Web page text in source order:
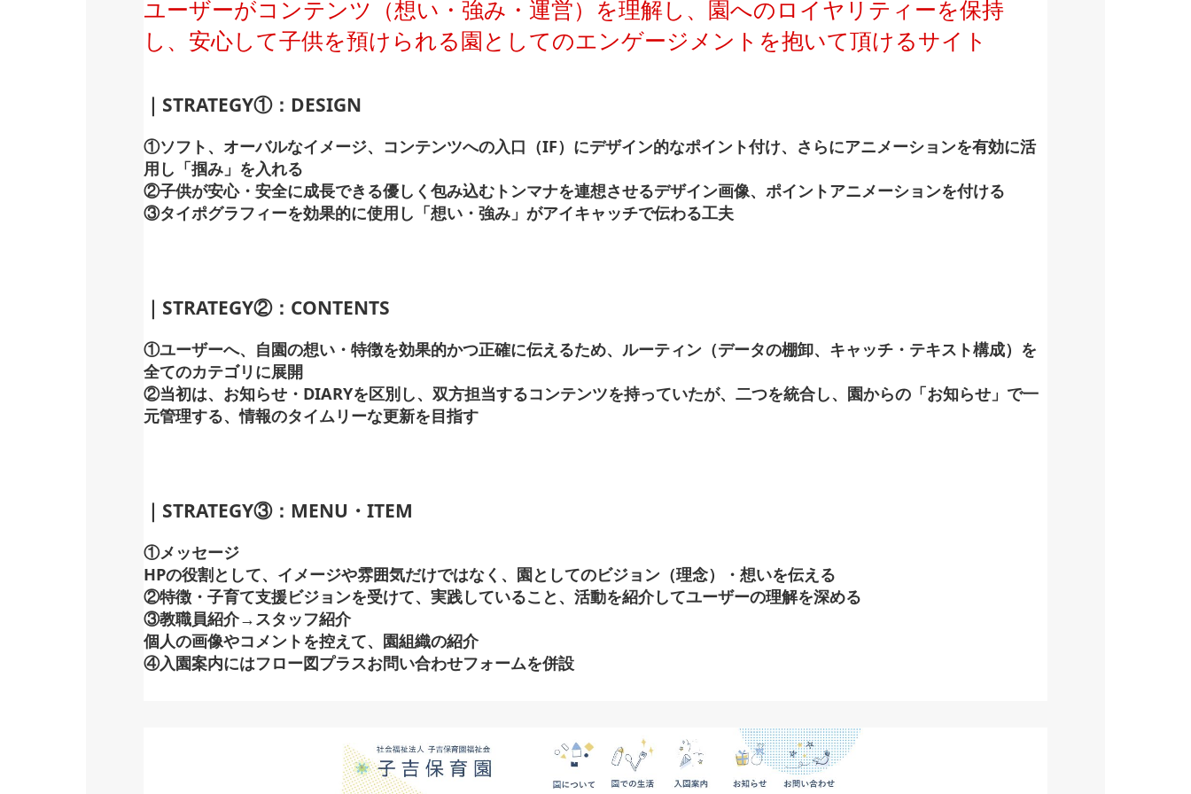
ユーザーがコンテンツ（想い・強み・運営）を理解し、園へのロイヤリティーを保持
し、安心して子供を預けられる園としてのエンゲージメントを抱いて頂けるサイト
｜STRATEGY①：DESIGN
①ソフト、オーバルなイメージ、コンテンツへの入口（IF）にデザイン的なポイント付け、さらにアニメーションを有効に活
用し「掴み」を入れる
②子供が安心・安全に成長できる優しく包み込むトンマナを連想させるデザイン画像、ポイントアニメーションを付ける
③タイポグラフィーを効果的に使用し「想い・強み」がアイキャッチで伝わる工夫
｜STRATEGY②：CONTENTS
①ユーザーへ、自園の想い・特徴を効果的かつ正確に伝えるため、ルーティン（データの棚卸、キャッチ・テキスト構成）を
全てのカテゴリに展開
②当初は、お知らせ・DIARYを区別し、双方担当するコンテンツを持っていたが、二つを統合し、園からの「お知らせ」で一
元管理する、情報のタイムリーな更新を目指す
｜STRATEGY③：MENU・ITEM
①メッセージ
HPの役割として、イメージや雰囲気だけではなく、園としてのビジョン（理念）・想いを伝える
②特徴・子育て支援 ビジョンを受けて、実践していること、活動を紹介してユーザーの理解を深める
③教職員紹介→スタッフ紹介
個人の画像やコメントを控えて、園組織の紹介
④入園案内にはフロー図プラスお問い合わせフォームを併設